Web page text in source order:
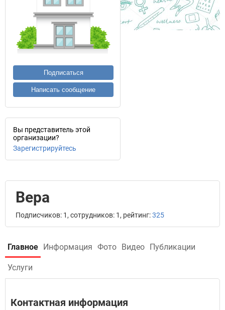
Подписаться
Написать сообщение
Вы представитель этой
организации?
Зарегистрируйтесь
Вера
Подписчиков: 1, сотрудников: 1, рейтинг:325
Главное Информация Фото Видео Публикации
Услуги
Контактная информация